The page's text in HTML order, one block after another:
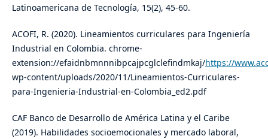
Latinoamericana de Tecnología, 15(2), 45-60.
ACOFI, R. (2020). Lineamientos curriculares para Ingeniería
Industrial en Colombia. chrome-
extension://efaidnbmnnnibpcajpcglclefindmkaj/https://
wp-content/uploads/2020/11/Lineamientos-Curriculares-
para-Ingenieria-Industrial-en-Colombia_ed2.pdf
CAF Banco de Desarrollo de América Latina y el Caribe
(2019). Habilidades socioemocionales y mercado laboral,